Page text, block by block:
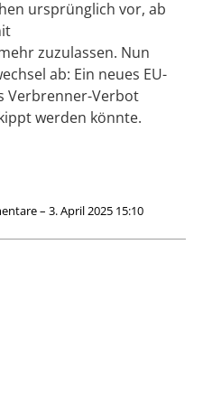
ursprünglich vor, ab
zuzulassen. Nun
ab: Ein neues EU-
Verbrenner-Verbot
werden könnte.
– 3. April 2025 15:10